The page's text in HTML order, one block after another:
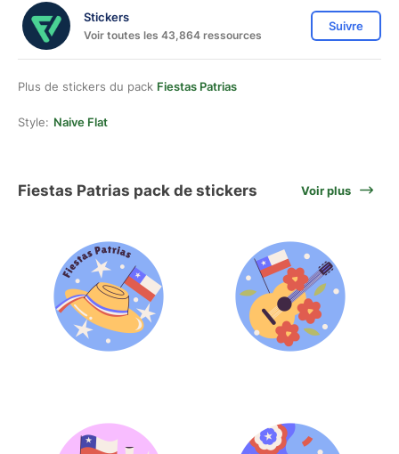
Stickers
Voir toutes les 43,864 ressources
Suivre
Plus de stickers du pack Fiestas Patrias
Style: Naive Flat
Fiestas Patrias pack de stickers Voir plus